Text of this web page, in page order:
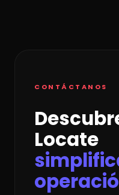
CONTÁCTANOS
Locate